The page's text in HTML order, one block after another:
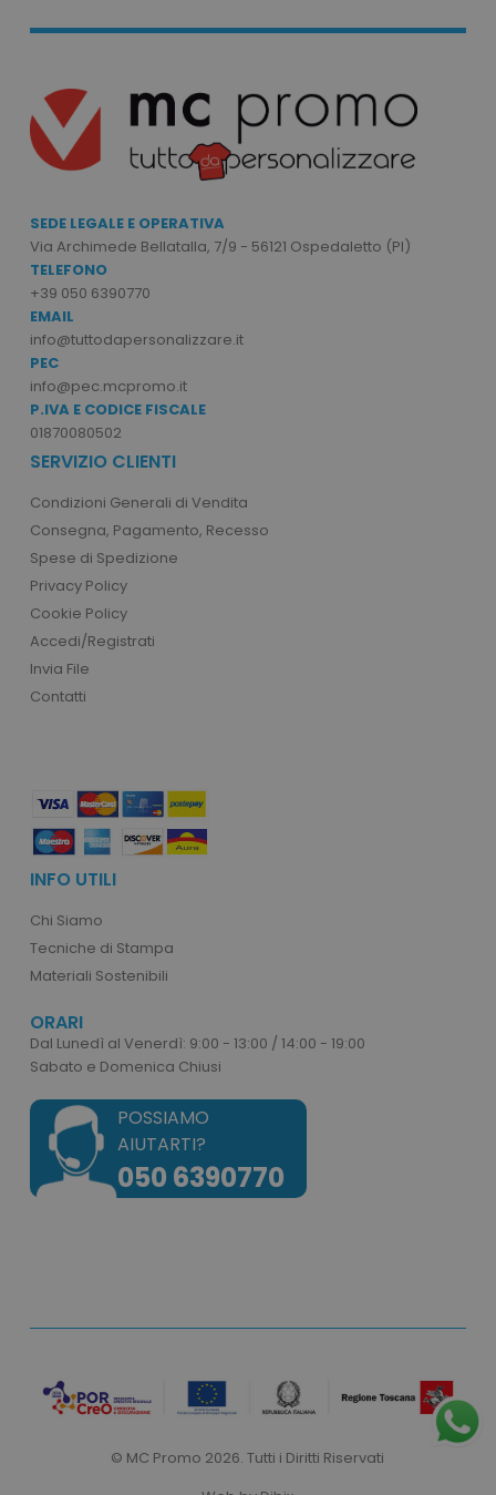
SEDE LEGALE E OPERATIVA
Via Archimede Bellatalla, 7/9 - 56121 Ospedaletto (PI)
TELEFONO
+39 050 6390770
EMAIL
info@tuttodapersonalizzare.it
PEC
info@pec.mcpromo.it
P.IVA E CODICE FISCALE
01870080502
SERVIZIO CLIENTI
Condizioni Generali di Vendita
Consegna, Pagamento, Recesso
Spese di Spedizione
Privacy Policy
Cookie Policy
Accedi/Registrati
Invia File
Contatti
INFO UTILI
Chi Siamo
Tecniche di Stampa
Materiali Sostenibili
ORARI
Dal Lunedì al Venerdì: 9:00 - 13:00 / 14:00 - 19:00
Sabato e Domenica Chiusi
POSSIAMO
AIUTARTI?
050 6390770
© MC Promo 2026. Tutti i Diritti Riservati
mage-messages
product_data_storage
CookieScriptConsent
recently_viewed_product
Adobe Inc.
recently_compared_product_previous
Adobe Inc.